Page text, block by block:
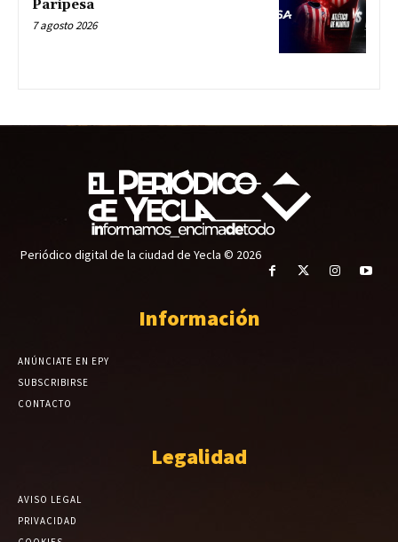
Paripesa
7 agosto 2026
Periódico digital de la ciudad de Yecla © 2026
Información
ANÚNCIATE EN EPY
SUBSCRIBIRSE
CONTACTO
Legalidad
AVISO LEGAL
PRIVACIDAD